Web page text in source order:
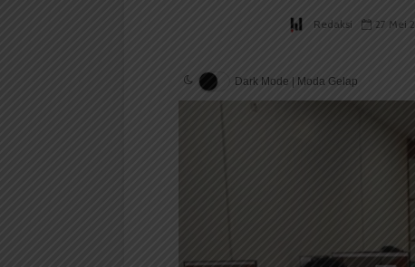
Redaksi 27 Mei
Dark Mode | Moda Gelap